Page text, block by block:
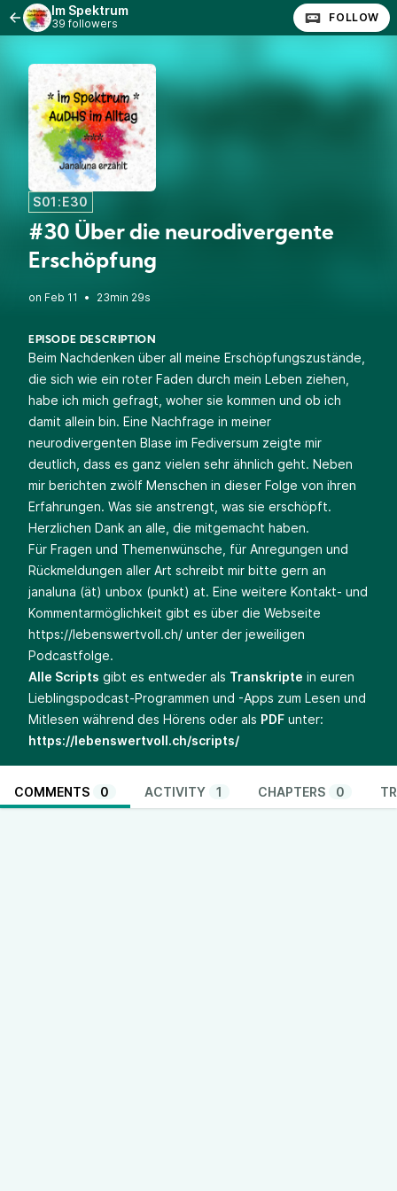
Im Spektrum
39 followers FOLLOW
S01:E30
#30 Über die neurodivergente
Erschöpfung
• 23min 29s
EPISODE DESCRIPTION
Beim Nachdenken über all meine Erschöpfungszustände,
die sich wie ein roter Faden durch mein Leben ziehen,
habe ich mich gefragt, woher sie kommen und ob ich
damit allein bin. Eine Nachfrage in meiner
neurodivergenten Blase im Fediversum zeigte mir
deutlich, dass es ganz vielen sehr ähnlich geht. Neben
mir berichten zwölf Menschen in dieser Folge von ihren
Erfahrungen. Was sie anstrengt, was sie erschöpft.
Herzlichen Dank an alle, die mitgemacht haben.
Für Fragen und Themenwünsche, für Anregungen und
Rückmeldungen aller Art schreibt mir bitte gern an
janaluna (ät) unbox (punkt) at. Eine weitere Kontakt- und
Kommentarmöglichkeit gibt es über die Webseite
https://lebenswertvoll.ch/ unter der jeweiligen
Podcastfolge.
Alle Scripts gibt es entweder als Transkripte in euren
Lieblingspodcast-Programmen und -Apps zum Lesen und
Mitlesen während des Hörens oder als PDF unter:
https://lebenswertvoll.ch/scripts/
COMMENTS 0 ACTIVITY 1 CHAPTERS 0